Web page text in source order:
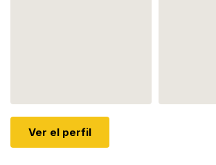
Ver el perfil